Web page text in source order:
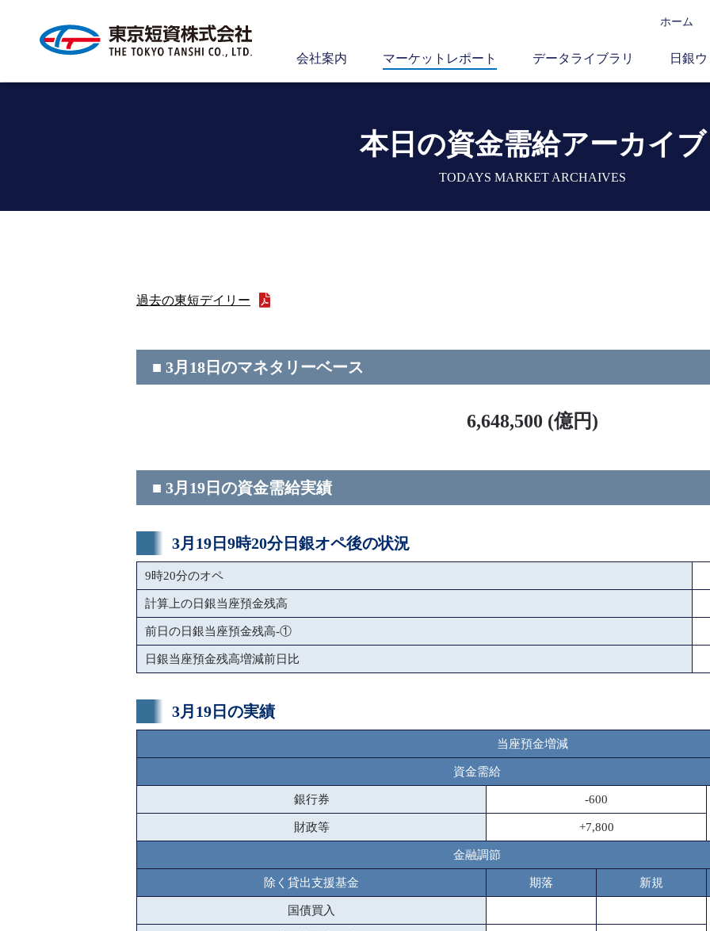
ホーム
会社案内 マーケットレポート データライブラリ 日銀
本日の資金需給アーカイブ
TODAYS MARKET ARCHAIVES
過去の東短デイリー
■ 3月18日のマネタリーベース
6,648,500 (億円)
■ 3月19日の資金需給実績
3月19日9時20分日銀オペ後の状況
9時20分のオペ
計算上の日銀当座預金残高
前日の日銀当座預金残高-①
日銀当座預金残高増減前日比
3月19日の実績
当座預金増減
資金需給
銀行券 -600
財政等 +7,800
金融調節
除く貸出支援基金 期落 新規
国債買入